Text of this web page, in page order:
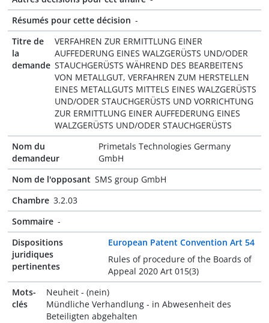
Résumés pour cette décision -
Titre de
la
demande
VERFAHREN ZUR ERMITTLUNG EINER
AUFFEDERUNG EINES WALZGERÜSTS UND/ODER
STAUCHGERÜSTS WÄHREND DES BEARBEITENS
VON METALLGUT, VERFAHREN ZUM HERSTELLEN
EINES METALLGUTS MITTELS EINES WALZGERÜSTS
UND/ODER STAUCHGERÜSTS UND VORRICHTUNG
ZUR ERMITTLUNG EINER AUFFEDERUNG EINES
WALZGERÜSTS UND/ODER STAUCHGERÜSTS
Nom du
demandeur
Primetals Technologies Germany
GmbH
Nom de l'opposant SMS group GmbH
Chambre 3.2.03
Sommaire -
Dispositions
juridiques
pertinentes
European Patent Convention Art 54
Rules of procedure of the Boards of
Appeal 2020 Art 015(3)
Mots-
clés
Neuheit - (nein)
Mündliche Verhandlung - in Abwesenheit des
Beteiligten abgehalten